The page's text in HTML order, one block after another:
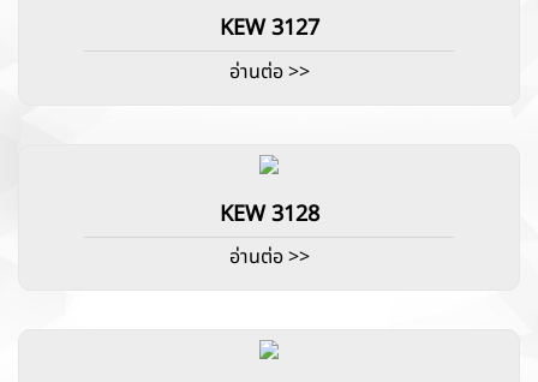
KEW 3127
อ่านต่อ >>
KEW 3128
อ่านต่อ >>